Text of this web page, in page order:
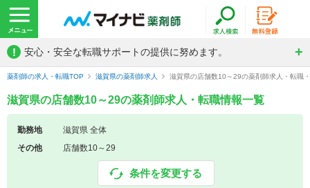
! 安心・安全な転職サポートの提供に努めます。
薬剤師の求人・転職TOP 滋賀県の薬剤師求人 滋賀県の店舗数10～29の薬剤師求人・転職
滋賀県の店舗数10～29の薬剤師求人・転職情報一覧
勤務地
滋賀県 全体
その他
店舗数10～29
条件を変更する